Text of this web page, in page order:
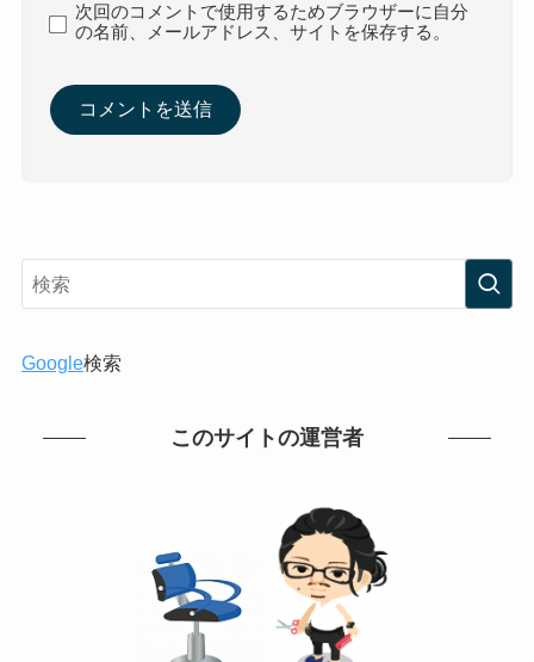
次回のコメントで使用するためブラウザーに自分
の名前、メールアドレス、サイトを保存する。
Google検索
このサイトの運営者